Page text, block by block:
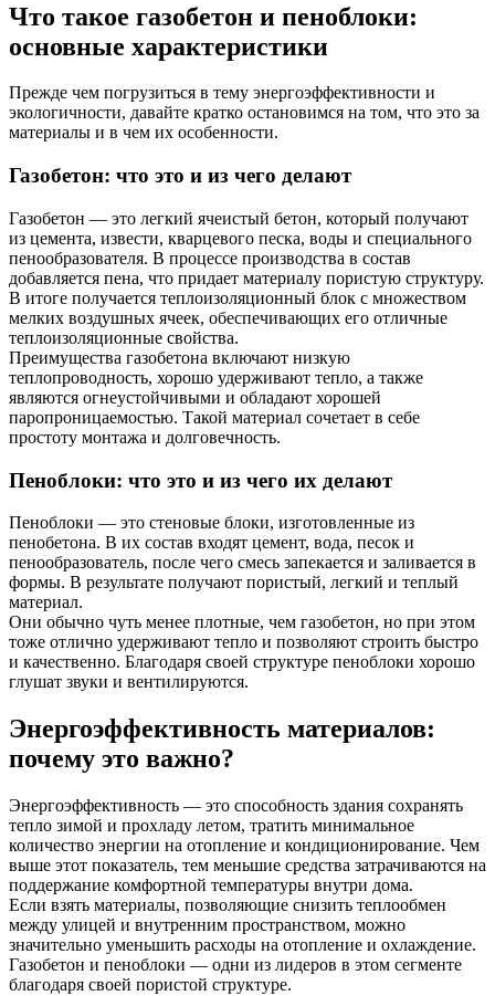
Что такое газобетон и пеноблоки:
основные характеристики
Прежде чем погрузиться в тему энергоэффективности и
экологичности, давайте кратко остановимся на том, что это за
материалы и в чем их особенности.
Газобетон: что это и из чего делают
Газобетон — это легкий ячеистый бетон, который получают
из цемента, извести, кварцевого песка, воды и специального
пенообразователя. В процессе производства в состав
добавляется пена, что придает материалу пористую структуру.
В итоге получается теплоизоляционный блок с множеством
мелких воздушных ячеек, обеспечивающих его отличные
теплоизоляционные свойства.
Преимущества газобетона включают низкую
теплопроводность, хорошо удерживают тепло, а также
являются огнеустойчивыми и обладают хорошей
паропроницаемостью. Такой материал сочетает в себе
простоту монтажа и долговечность.
Пеноблоки: что это и из чего их делают
Пеноблоки — это стеновые блоки, изготовленные из
пенобетона. В их состав входят цемент, вода, песок и
пенообразователь, после чего смесь запекается и заливается в
формы. В результате получают пористый, легкий и теплый
материал.
Они обычно чуть менее плотные, чем газобетон, но при этом
тоже отлично удерживают тепло и позволяют строить быстро
и качественно. Благодаря своей структуре пеноблоки хорошо
глушат звуки и вентилируются.
Энергоэффективность материалов:
почему это важно?
Энергоэффективность — это способность здания сохранять
тепло зимой и прохладу летом, тратить минимальное
количество энергии на отопление и кондиционирование. Чем
выше этот показатель, тем меньшие средства затрачиваются на
поддержание комфортной температуры внутри дома.
Если взять материалы, позволяющие снизить теплообмен
между улицей и внутренним пространством, можно
значительно уменьшить расходы на отопление и охлаждение.
Газобетон и пеноблоки — одни из лидеров в этом сегменте
благодаря своей пористой структуре.